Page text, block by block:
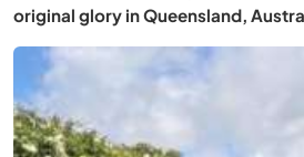
original glory in Queensland,